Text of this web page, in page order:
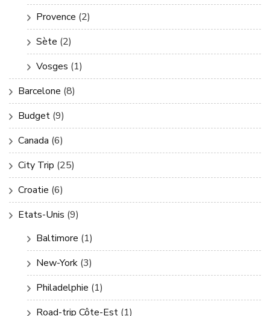
Provence (2)
Sète (2)
Vosges (1)
Barcelone (8)
Budget (9)
Canada (6)
City Trip (25)
Croatie (6)
Etats-Unis (9)
Baltimore (1)
New-York (3)
Philadelphie (1)
Road-trip Côte-Est (1)